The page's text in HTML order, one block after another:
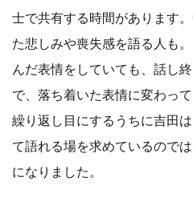
士で共有する時間があります
た悲しみや喪失感を語る人も
んだ表情をしていても、話し
で、落ち着いた表情に変わっ
繰り返し目にするうちに吉田
て語れる場を求めているので
になりました。